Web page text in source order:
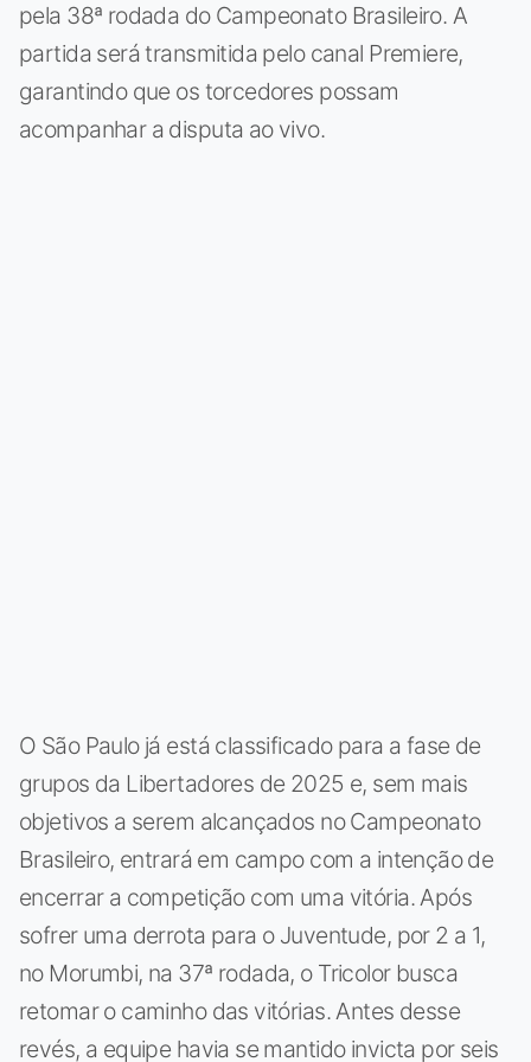
pela 38ª rodada do Campeonato Brasileiro. A
partida será transmitida pelo canal Premiere,
garantindo que os torcedores possam
acompanhar a disputa ao vivo.
O São Paulo já está classificado para a fase de
grupos da Libertadores de 2025 e, sem mais
objetivos a serem alcançados no Campeonato
Brasileiro, entrará em campo com a intenção de
encerrar a competição com uma vitória. Após
sofrer uma derrota para o Juventude, por 2 a 1,
no Morumbi, na 37ª rodada, o Tricolor busca
retomar o caminho das vitórias. Antes desse
revés, a equipe havia se mantido invicta por seis